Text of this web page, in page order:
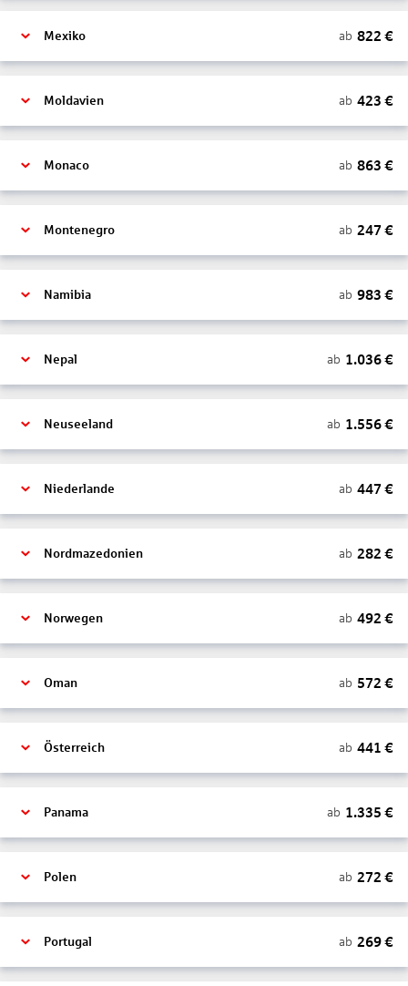
Mexiko ab 822 €
Moldavien ab 423 €
Monaco ab 863 €
Montenegro ab 247 €
Namibia ab 983 €
Nepal ab 1.036€
Neuseeland ab 1.556€
Niederlande ab 447 €
Nordmazedonien ab 282 €
Norwegen ab 492 €
Oman ab 572 €
Österreich ab 441 €
Panama ab 1.335 €
Polen ab 272 €
Portugal ab 269€